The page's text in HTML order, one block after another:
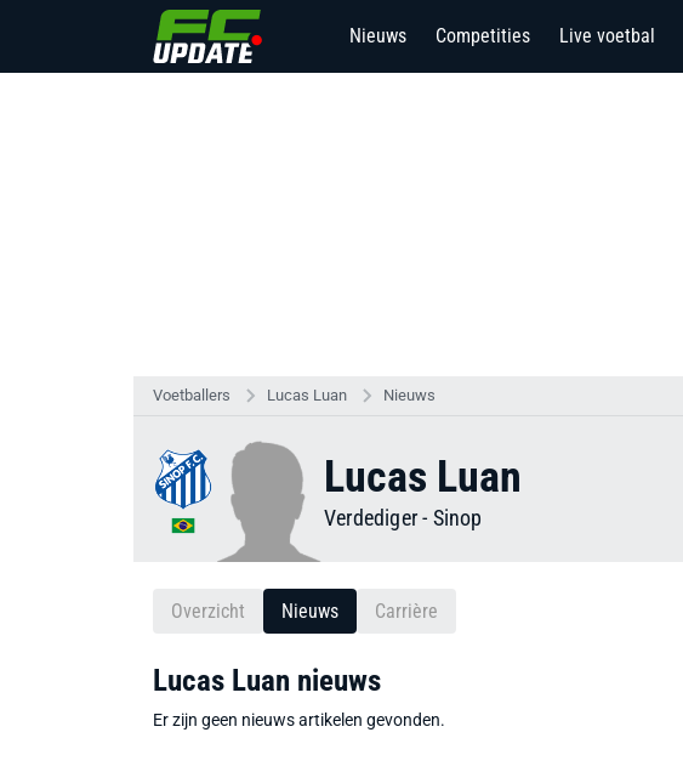
Nieuws Competities Live voetbal
Voetballers Lucas Luan Nieuws
Lucas Luan
Verdediger- Sinop
Overzicht Nieuws Carrière
Lucas Luan nieuws
Er zijn geen nieuws artikelen gevonden.